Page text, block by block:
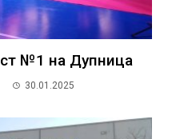
№1 на Дупница
30.01.2025